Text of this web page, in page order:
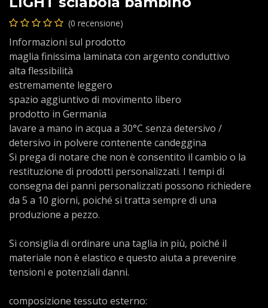
(0 recensione)
Informazioni sul prodotto
maglia finissima laminata con argento conduttivo
alta flessibilità
estremamente leggero
spazio aggiuntivo di movimento libero
prodotto in Germania
lavare a mano in acqua a 30°C senza detersivo /
detersivo in polvere contenente candeggina
Si prega di notare che non è consentito il cambio o la
restituzione di prodotti personalizzati. I tempi di
consegna dei panni personalizzati possono richiedere
da 5 a 10 giorni, poiché si tratta sempre di una
produzione a pezzo.
Si consiglia di ordinare una taglia in più, poiché il
materiale non è elastico e questo aiuta a prevenire
tensioni e potenziali danni.
composizione tessuto esterno: